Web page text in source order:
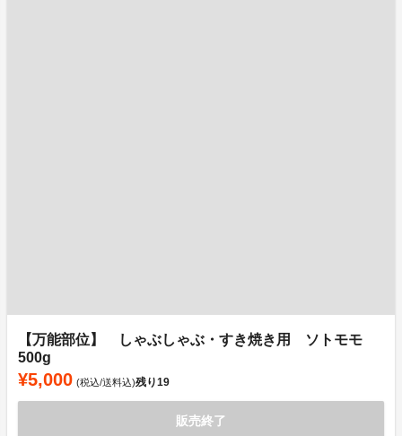
【万能部位】 しゃぶしゃぶ・すき焼き用 ソトモモ
500g
¥5,000 (税込/送料込)残り19
販売終了